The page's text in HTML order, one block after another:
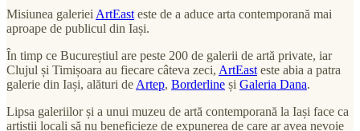
Misiunea galeriei ArtEast este de a aduce arta contemporană mai
aproape de publicul din Iași.
În timp ce Bucureștiul are peste 200 de galerii de artă private, iar
Clujul și Timișoara au fiecare câteva zeci, ArtEast este abia a patra
galerie din Iași, alături de Artep, Borderline și Galeria Dana.
Lipsa galeriilor și a unui muzeu de artă contemporană la Iași face ca
artiștii locali să nu beneficieze de expunerea de care ar avea nevoie